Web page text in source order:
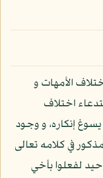
الأمهات و
اختلاف
يسوغ إنكاره، و وجود
في كلامه تعالى
لفعلوا بأخي